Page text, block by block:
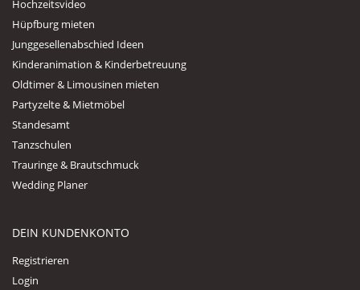
Hochzeitsvideo
Hüpfburg mieten
Junggesellenabschied Ideen
Kinderanimation & Kinderbetreuung
Oldtimer & Limousinen mieten
Partyzelte & Mietmöbel
Standesamt
Tanzschulen
Trauringe & Brautschmuck
Wedding Planer
DEIN KUNDENKONTO
Registrieren
Login